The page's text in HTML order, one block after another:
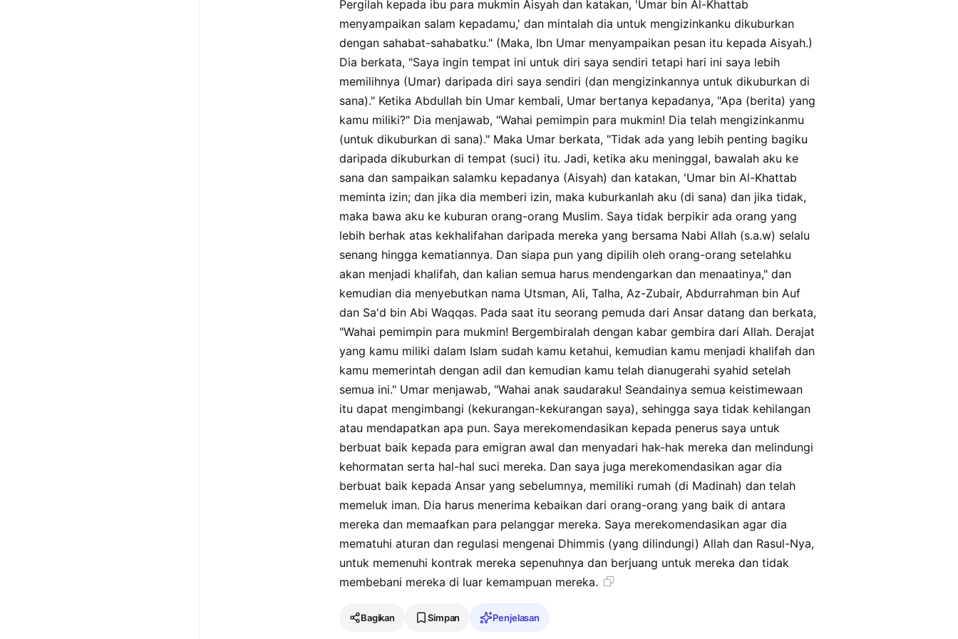
wathalhaha waazzubayra waabda arrahmani ibna awfin wasada ibna abi waqqashin, wawalaja alayhi
syabbun mina alanshari faqala absyir ya amira almuminina bibusyra allahi, kana laka mina alqadami fi
alislami ma qad alimta, tsumma astukhlifta faadalta, tsumma assyahadahu bada hadza kullihi. faqala
laytani ya abna akhi wadzalika kafafan la alaa wala li ushi alkhalifaha min badi bialmuhajirina alawwalina
khayran, an yarifa lahum haqqahum, waan yahfazha lahum hurmatahum, waushihi bialanshari khayran
adzina tabawwau addara waalimana an yuqbala min muhsinihim, wayufa an musiihim, waushihi
bidzimmahi allahi wadzimmahi rasulihi an yufa lahum biahdihim, waan yuqatala min waraihim, waan la
yukallafu fawqa thaqatihim.
Pergilah kepada ibu para mukmin Aisyah dan katakan, 'Umar bin Al-Khattab
menyampaikan salam kepadamu,' dan mintalah dia untuk mengizinkanku dikuburkan
dengan sahabat-sahabatku." (Maka, Ibn Umar menyampaikan pesan itu kepada Aisyah.)
Dia berkata, "Saya ingin tempat ini untuk diri saya sendiri tetapi hari ini saya lebih
memilihnya (Umar) daripada diri saya sendiri (dan mengizinkannya untuk dikuburkan di
sana)." Ketika Abdullah bin Umar kembali, Umar bertanya kepadanya, "Apa (berita) yang
kamu miliki?" Dia menjawab, "Wahai pemimpin para mukmin! Dia telah mengizinkanmu
(untuk dikuburkan di sana)." Maka Umar berkata, "Tidak ada yang lebih penting bagiku
daripada dikuburkan di tempat (suci) itu. Jadi, ketika aku meninggal, bawalah aku ke
sana dan sampaikan salamku kepadanya (Aisyah) dan katakan, 'Umar bin Al-Khattab
meminta izin; dan jika dia memberi izin, maka kuburkanlah aku (di sana) dan jika tidak,
maka bawa aku ke kuburan orang-orang Muslim. Saya tidak berpikir ada orang yang
lebih berhak atas kekhalifahan daripada mereka yang bersama Nabi Allah (s.a.w) selalu
senang hingga kematiannya. Dan siapa pun yang dipilih oleh orang-orang setelahku
akan menjadi khalifah, dan kalian semua harus mendengarkan dan menaatinya," dan
kemudian dia menyebutkan nama Utsman, Ali, Talha, Az-Zubair, Abdurrahman bin Auf
dan Sa'd bin Abi Waqqas. Pada saat itu seorang pemuda dari Ansar datang dan berkata,
"Wahai pemimpin para mukmin! Bergembiralah dengan kabar gembira dari Allah. Derajat
yang kamu miliki dalam Islam sudah kamu ketahui, kemudian kamu menjadi khalifah dan
kamu memerintah dengan adil dan kemudian kamu telah dianugerahi syahid setelah
semua ini." Umar menjawab, "Wahai anak saudaraku! Seandainya semua keistimewaan
itu dapat mengimbangi (kekurangan-kekurangan saya), sehingga saya tidak kehilangan
atau mendapatkan apa pun. Saya merekomendasikan kepada penerus saya untuk
berbuat baik kepada para emigran awal dan menyadari hak-hak mereka dan melindungi
kehormatan serta hal-hal suci mereka. Dan saya juga merekomendasikan agar dia
berbuat baik kepada Ansar yang sebelumnya, memiliki rumah (di Madinah) dan telah
memeluk iman. Dia harus menerima kebaikan dari orang-orang yang baik di antara
mereka dan memaafkan para pelanggar mereka. Saya merekomendasikan agar dia
mematuhi aturan dan regulasi mengenai Dhimmis (yang dilindungi) Allah dan Rasul-Nya,
untuk memenuhi kontrak mereka sepenuhnya dan berjuang untuk mereka dan tidak
membebani mereka di luar kemampuan mereka.
Bagikan Simpan Penjelasan